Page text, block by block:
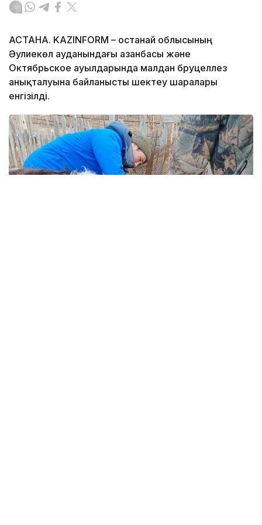
АСТАНА. KAZINFORM – Қостанай облысының
Әулиекөл ауданындағы Қазанбасы және
Октябрьское ауылдарында малдан бруцеллез
анықталуына байланысты шектеу шаралары
енгізілді.